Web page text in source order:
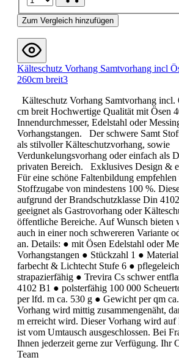
Zum Vergleich hinzufügen
Kälteschutz Vorhang Samtvorhang incl
260cm breit3
Kälteschutz Vorhang Samtvorhang incl.
cm breit Hochwertige Qualität mit Ösen
Innendurchmesser, Edelstahl oder
Vorhangstangen. Der schwere Samt
als stilvoller Kälteschutzvorhang, sowie
Verdunkelungsvorhang oder einfach als
privaten Bereich. Exklusives Design &
Für eine schöne Faltenbildung
Stoffzugabe von mindestens 100 %.
aufgrund der Brandschutzklasse Din
geeignet als Gastrovorhang oder
öffentliche Bereiche. Auf Wunsch bieten
auch in einer noch schwereren Variante
an. Details: ● mit Ösen Edelstahl oder
Vorhangstangen ● Stückzahl 1 ●
farbecht & Lichtecht Stufe 6 ●
strapazierfähig ● Trevira Cs schwer
4102 B1 ● polsterfähig 100 000
per lfd. m ca. 530 g ● Gewicht per qm
Vorhang wird mittig zusammengenäht,
m erreicht wird. Dieser Vorhang wird auf
ist vom Umtausch ausgeschlossen. Bei
Ihnen jederzeit gerne zur Verfügung. Ihr
Team